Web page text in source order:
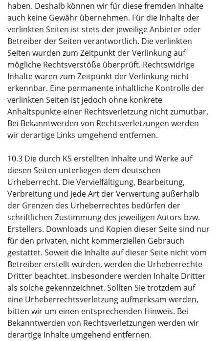
haben. Deshalb können wir für diese fremden Inhalte
auch keine Gewähr übernehmen. Für die Inhalte der
verlinkten Seiten ist stets der jeweilige Anbieter oder
Betreiber der Seiten verantwortlich. Die verlinkten
Seiten wurden zum Zeitpunkt der Verlinkung auf
mögliche Rechtsverstöße überprüft. Rechtswidrige
Inhalte waren zum Zeitpunkt der Verlinkung nicht
erkennbar. Eine permanente inhaltliche Kontrolle der
verlinkten Seiten ist jedoch ohne konkrete
Anhaltspunkte einer Rechtsverletzung nicht zumutbar.
Bei Bekanntwerden von Rechtsverletzungen werden
wir derartige Links umgehend entfernen.
10.3 Die durch KS erstellten Inhalte und Werke auf
diesen Seiten unterliegen dem deutschen
Urheberrecht. Die Vervielfältigung, Bearbeitung,
Verbreitung und jede Art der Verwertung außerhalb
der Grenzen des Urheberrechtes bedürfen der
schriftlichen Zustimmung des jeweiligen Autors bzw.
Erstellers. Downloads und Kopien dieser Seite sind nur
für den privaten, nicht kommerziellen Gebrauch
gestattet. Soweit die Inhalte auf dieser Seite nicht vom
Betreiber erstellt wurden, werden die Urheberrechte
Dritter beachtet. Insbesondere werden Inhalte Dritter
als solche gekennzeichnet. Sollten Sie trotzdem auf
eine Urheberrechtsverletzung aufmerksam werden,
bitten wir um einen entsprechenden Hinweis. Bei
Bekanntwerden von Rechtsverletzungen werden wir
derartige Inhalte umgehend entfernen.